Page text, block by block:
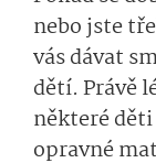
nebo jste
vás dávat
dětí. Právě
některé
opravné